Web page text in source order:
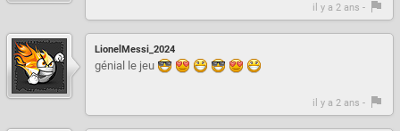
il y a 2 ans -
LionelMessi_2024
génial le jeu
il y a 2 ans -